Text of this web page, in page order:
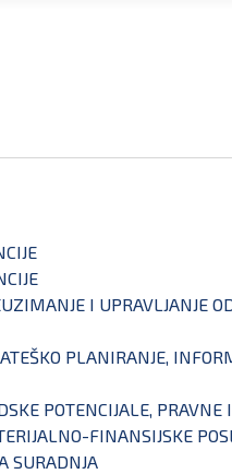
I UPRAVLJANJE
PLANIRANJE,
POTENCIJALE, PRAVNE
FINANSIJSKE
SURADNJA